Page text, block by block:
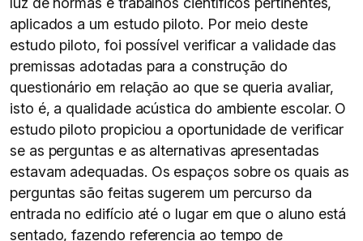
aplicados a um estudo piloto. Por meio deste
estudo piloto, foi possível verificar a validade das
premissas adotadas para a construção do
questionário em relação ao que se queria avaliar,
isto é, a qualidade acústica do ambiente escolar. O
estudo piloto propiciou a oportunidade de verificar
se as perguntas e as alternativas apresentadas
estavam adequadas. Os espaços sobre os quais as
perguntas são feitas sugerem um percurso da
entrada no edifício até o lugar em que o aluno está
sentado, fazendo referencia ao tempo de